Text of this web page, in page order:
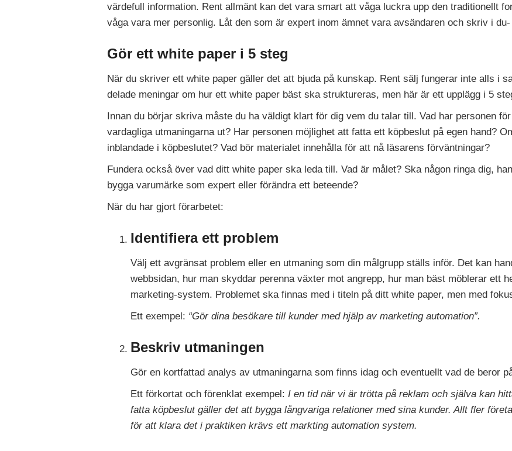
värdefull information. Rent allmänt kan det vara smart att våga luckra upp den traditionellt
våga vara mer personlig. Låt den som är expert inom ämnet vara avsändaren och skriv i
Gör ett white paper i 5 steg
När du skriver ett white paper gäller det att bjuda på kunskap. Rent sälj fungerar inte alls i
delade meningar om hur ett white paper bäst ska struktureras, men här är ett upplägg i 5
Innan du börjar skriva måste du ha väldigt klart för dig vem du talar till. Vad har personen
vardagliga utmaningarna ut? Har personen möjlighet att fatta ett köpbeslut på egen hand?
inblandade i köpbeslutet? Vad bör materialet innehålla för att nå läsarens förväntningar?
Fundera också över vad ditt white paper ska leda till. Vad är målet? Ska någon ringa dig,
bygga varumärke som expert eller förändra ett beteende?
När du har gjort förarbetet:
Identifiera ett problem
Välj ett avgränsat problem eller en utmaning som din målgrupp ställs inför. Det kan
webbsidan, hur man skyddar perenna växter mot angrepp, hur man bäst möblerar ett
marketing-system. Problemet ska finnas med i titeln på ditt white paper, men med
Ett exempel: “Gör dina besökare till kunder med hjälp av marketing automation”.
Beskriv utmaningen
Gör en kortfattad analys av utmaningarna som finns idag och eventuellt vad de beror
Ett förkortat och förenklat exempel: I en tid när vi är trötta på reklam och själva kan
fatta köpbeslut gäller det att bygga långvariga relationer med sina kunder. Allt fler
för att klara det i praktiken krävs ett markting automation system.